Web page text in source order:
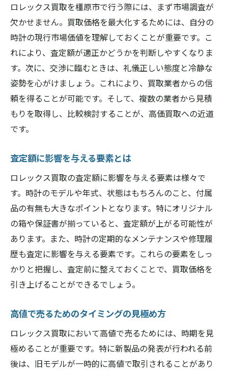
ロレックス買取を橿原市で行う際には、まず市場調査が
欠かせません。買取価格を最大化するためには、自分の
時計の現行市場価値を理解しておくことが重要です。こ
れにより、査定額が適正かどうかを判断しやすくなりま
す。次に、交渉に臨むときは、礼儀正しい態度と冷静な
姿勢を心がけましょう。これにより、買取業者からの信
頼を得ることが可能です。そして、複数の業者から見積
もりを取得し、比較検討することが、高価買取への近道
です。
査定額に影響を与える要素とは
ロレックス買取の査定額に影響を与える要素は様々で
す。時計のモデルや年式、状態はもちろんのこと、付属
品の有無も大きなポイントとなります。特にオリジナル
の箱や保証書が揃っていると、査定額が上がる可能性が
あります。また、時計の定期的なメンテナンスや修理履
歴も査定に影響を与える要素です。これらの要素をしっ
かりと把握し、査定前に整えておくことで、買取価格を
引き上げることができるでしょう。
高値で売るためのタイミングの見極め方
ロレックス買取において高値で売るためには、時期を見
極めることが重要です。特に新製品の発表が行われる前
後は、旧モデルが一時的に高値で取引されることがあり